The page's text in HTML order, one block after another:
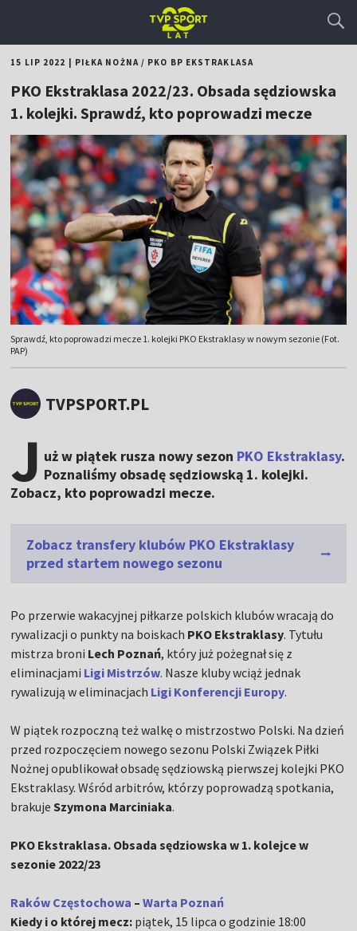
15 LIP 2022 PIŁKA NOŻNA/ PKO BP EKSTRAKLASA
PKO Ekstraklasa 2022/23. Obsada sędziowska
1. kolejki. Sprawdź, kto poprowadzi mecze
Sprawdź, kto poprowadzi mecze 1. kolejki PKO Ekstraklasy w nowym sezonie (Fot.
PAP)
TVPSPORT.PL
J uż w piątek rusza nowy sezon PKO Ekstraklasy.
Poznaliśmy obsadę sędziowską 1. kolejki.
Zobacz, kto poprowadzi mecze.
Zobacz transfery klubów PKO Ekstraklasy
przed startem nowego sezonu
Po przerwie wakacyjnej piłkarze polskich klubów wracają do
rywalizacji o punkty na boiskach PKO Ekstraklasy. Tytułu
mistrza broni Lech Poznań, który już pożegnał się z
eliminacjami Ligi Mistrzów. Nasze kluby wciąż jednak
rywalizują w eliminacjach Ligi Konferencji Europy.
W piątek rozpoczną też walkę o mistrzostwo Polski. Na dzień
przed rozpoczęciem nowego sezonu Polski Związek Piłki
Nożnej opublikował obsadę sędziowską pierwszej kolejki PKO
Ekstraklasy. Wśród arbitrów, którzy poprowadzą spotkania,
brakujeSzymona Marciniaka.
PKO Ekstraklasa. Obsada sędziowska w 1. kolejce w
sezonie 2022/23
Raków Częstochowa –Warta Poznań
Kiedy i o której mecz: piątek, 15 lipca o godzinie 18:00